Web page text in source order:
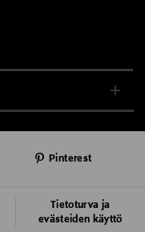
Tietoturva ja
evästeiden käyttö
Pinterest